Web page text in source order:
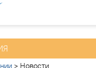
> Новости